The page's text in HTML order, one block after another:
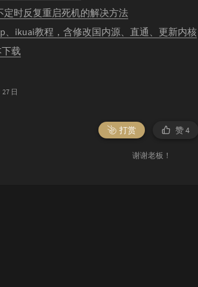
定时反复重启死机的解决方法
、ikuai教程，含修改国内源、直通、更新内核
载
日
打赏 赞4
谢谢老板！